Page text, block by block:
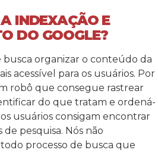
INDEXAÇÃO E
DO GOOGLE?
organizar o conteúdo da
acessível para os usuários. Por
robô que consegue rastrear
do que tratam e ordená-
usuários consigam encontrar
pesquisa. Nós não
processo de busca que